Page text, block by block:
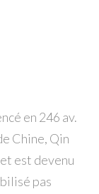
en 246 av.
Chine, Qin
est devenu
pas